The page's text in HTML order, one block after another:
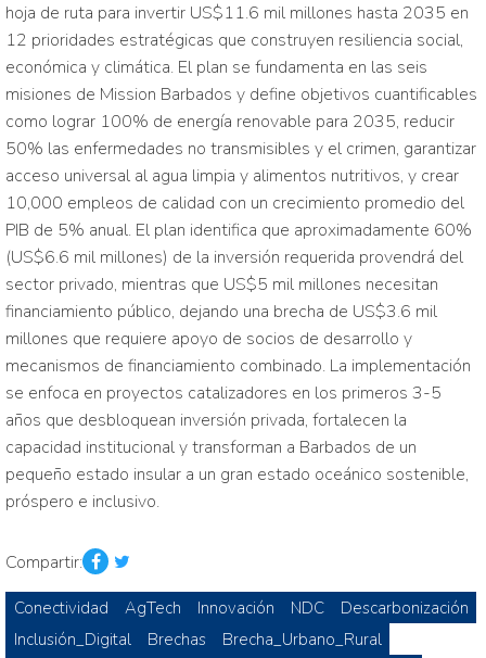
hoja de ruta para invertir US$11.6 mil millones hasta 2035 en
12 prioridades estratégicas que construyen resiliencia social,
económica y climática. El plan se fundamenta en las seis
misiones de Mission Barbados y define objetivos cuantificables
como lograr 100% de energía renovable para 2035, reducir
50% las enfermedades no transmisibles y el crimen, garantizar
acceso universal al agua limpia y alimentos nutritivos, y crear
10,000 empleos de calidad con un crecimiento promedio del
PIB de 5% anual. El plan identifica que aproximadamente 60%
(US$6.6 mil millones) de la inversión requerida provendrá del
sector privado, mientras que US$5 mil millones necesitan
financiamiento público, dejando una brecha de US$3.6 mil
millones que requiere apoyo de socios de desarrollo y
mecanismos de financiamiento combinado. La implementación
se enfoca en proyectos catalizadores en los primeros 3-5
años que desbloquean inversión privada, fortalecen la
capacidad institucional y transforman a Barbados de un
pequeño estado insular a un gran estado oceánico sostenible,
próspero e inclusivo.
Compartir:
Conectividad AgTech Innovación NDC
Descarbonización
Inclusión_Digital
Brechas
Brecha_Urbano_Rural